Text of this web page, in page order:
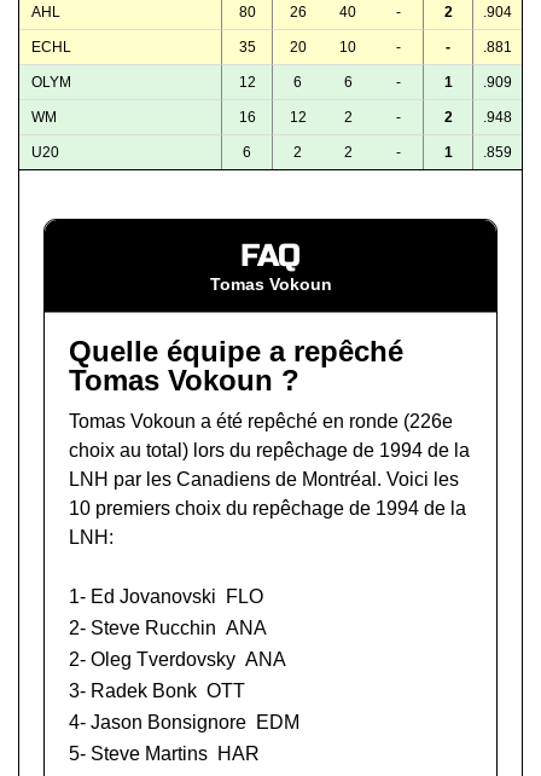
AHL 80 26 40 - 2 .904
ECHL 35 20 10 - - .881
OLYM 12 6 6 - 1 .909
WM 16 12 2 - 2 .948
U20 6 2 2 - 1 .859
FAQ
Tomas Vokoun
Quelle équipe a repêché
Tomas Vokoun ?
Tomas Vokoun a été repêché en ronde (226e
choix au total) lors du repêchage de 1994 de la
LNH par les Canadiens de Montréal. Voici les
10 premiers choix du repêchage de 1994 de la
LNH:
1- Ed Jovanovski
FLO
2- Steve Rucchin ANA
2- Oleg Tverdovsky ANA
3- Radek Bonk OTT
4- Jason Bonsignore EDM
5- Steve Martins HAR